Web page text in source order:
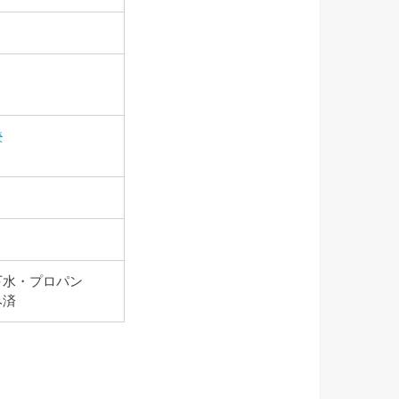
・プロパン